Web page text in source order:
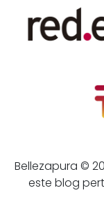
Bellezapura ©
este blog